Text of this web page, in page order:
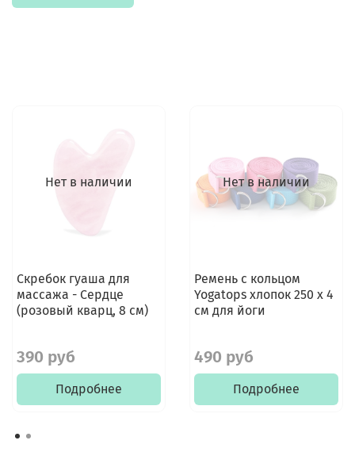
Нет в наличии
Скребок гуаша для
массажа - Сердце
(розовый кварц, 8 см)
390 руб
Подробнее
Нет в наличии
Ремень с кольцом
Yogatops хлопок 250 х 4
см для йоги
490 руб
Подробнее